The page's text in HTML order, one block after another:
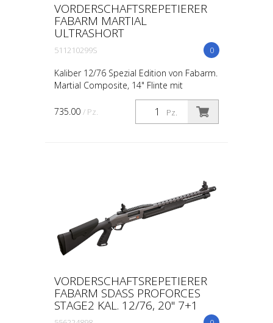
VORDERSCHAFTSREPETIERER
FABARM MARTIAL
ULTRASHORT
0
511210299S
Kaliber 12/76 Spezial Edition von Fabarm.
Martial Composite, 14" Flinte mit
Kunststoff-Schaft (Model Composite).
Zusätzich hat dieses Model Fräsungen
und Bohrungen oben a...
Pz.
735.00 / Pz.
VORDERSCHAFTSREPETIERER
FABARM SDASS PROFORCES
STAGE2 KAL. 12/76, 20" 7+1